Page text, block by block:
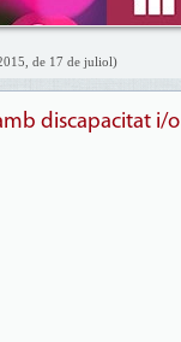
de 17 de juliol)
discapacitat i/o